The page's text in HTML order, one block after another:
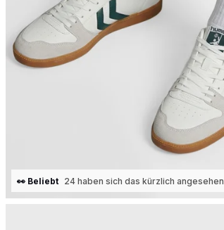
👀 Beliebt 24 haben sich das kürzlich angesehen